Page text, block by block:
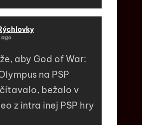
aby God of War:
na PSP
bežalo v
z intra inej PSP hry